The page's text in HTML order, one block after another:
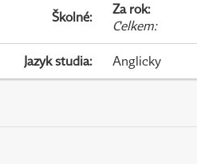
Školné: Za rok:
Celkem:
Jazyk studia: Anglicky